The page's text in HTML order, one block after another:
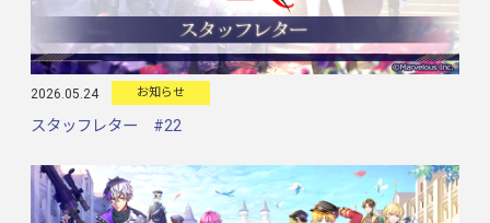
2026.05.24 お知らせ
スタッフレター #22